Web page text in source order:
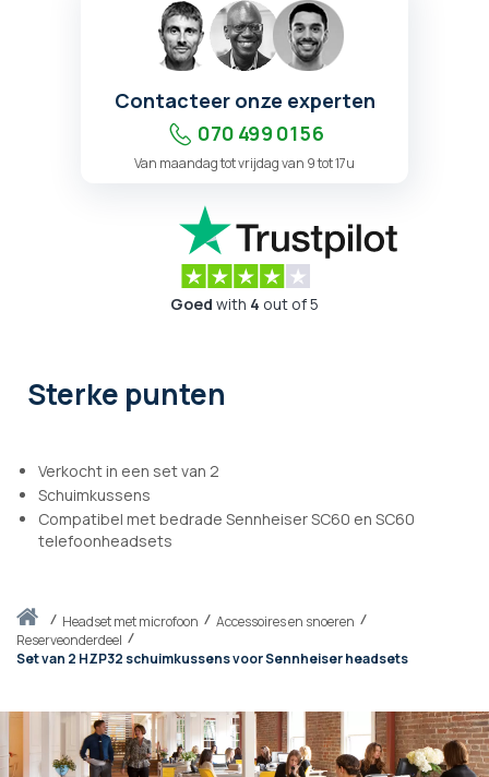
Thuisheadset met microfoon
Accessoires en snoeren
Reserveonderdeel
Set van 2 HZP32 schuimkussens voor Sennheiser headsets
Contacteer onze experten
070 499 01 56
Van maandag tot vrijdag van 9 tot 17u
Goed with 4 out of 5
Sterke punten
Verkocht in een set van 2
Schuimkussens
Compatibel met bedrade Sennheiser SC60 en SC60
telefoonheadsets